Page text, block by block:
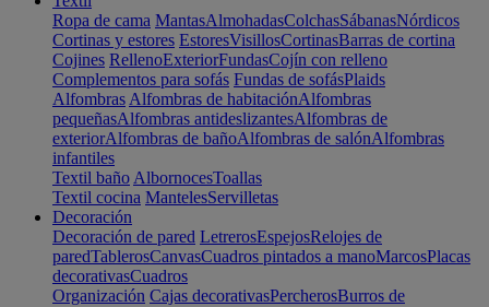
Ropa de cama MantasAlmohadasColchasSábanasNórdicos
Cortinas y estores EstoresVisillosCortinasBarras de cortina
Cojines RellenoExteriorFundasCojín con relleno
Complementos para sofás Fundas de sofásPlaids
Alfombras Alfombras de habitaciónAlfombras
pequeñasAlfombras antideslizantesAlfombras de
exteriorAlfombras de bañoAlfombras de salónAlfombras
infantiles
Textil baño AlbornocesToallas
Textil cocina MantelesServilletas
Decoración
Decoración de pared LetrerosEspejosRelojes de
paredTablerosCanvasCuadros pintados a manoMarcosPlacas
decorativasCuadros
Organización Cajas decorativasPercherosBurros de